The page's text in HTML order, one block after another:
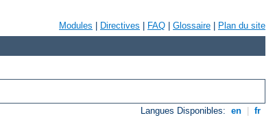
Modules Directives FAQ Glossaire Plan du site
Langues Disponibles: en fr